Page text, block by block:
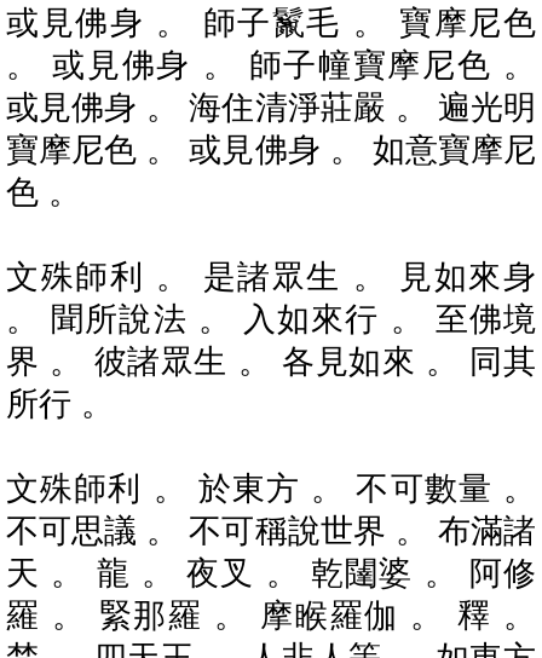
或見佛身 。 師子鬣毛 。 寶摩尼色
。 或見佛身 。 師子幢寶摩尼色 。
或見佛身 。 海住清淨莊嚴 。 遍光明
寶摩尼色 。 或見佛身 。 如意寶摩尼
色 。
文殊師利 。 是諸眾生 。 見如來身
。 聞所說法 。 入如來行 。 至佛境
界 。 彼諸眾生 。 各見如來 。 同其
所行 。
文殊師利 。 於東方 。 不可數量 。
不可思議 。 不可稱說世界 。 布滿諸
天 。 龍 。 夜叉 。 乾闥婆 。 阿修
羅 。 緊那羅 。 摩睺羅伽 。 釋 。